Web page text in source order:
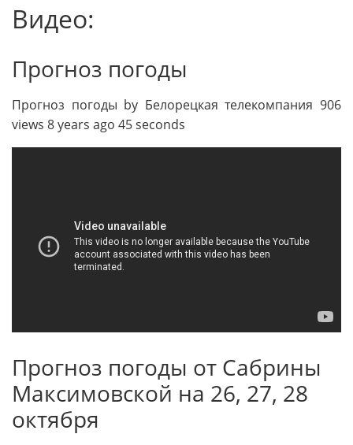
Видео:
Прогноз погоды
Прогноз погоды by Белорецкая телекомпания 906
views 8 years ago 45 seconds
Прогноз погоды от Сабрины
Максимовской на 26, 27, 28
октября